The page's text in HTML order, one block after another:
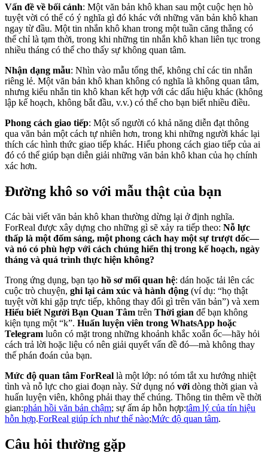
Vấn đề về bối cảnh: Một văn bản khô khan sau một cuộc hẹn hò
tuyệt vời có thể có ý nghĩa gì đó khác với những văn bản khô khan
ngay từ đầu. Một tin nhắn khô khan trong một tuần căng thẳng có
thể chỉ là tạm thời, trong khi những tin nhắn khô khan liên tục trong
nhiều tháng có thể cho thấy sự không quan tâm.
Nhận dạng mẫu: Nhìn vào mẫu tổng thể, không chỉ các tin nhắn
riêng lẻ. Một văn bản khô khan không có nghĩa là không quan tâm,
nhưng kiểu nhắn tin khô khan kết hợp với các dấu hiệu khác (không
lập kế hoạch, không bắt đầu, v.v.) có thể cho bạn biết nhiều điều.
Phong cách giao tiếp: Một số người có khả năng diễn đạt thông
qua văn bản một cách tự nhiên hơn, trong khi những người khác lại
thích các hình thức giao tiếp khác. Hiểu phong cách giao tiếp của ai
đó có thể giúp bạn diễn giải những văn bản khô khan của họ chính
xác hơn.
Đường khô so với mẫu thật của bạn
Các bài viết văn bản khô khan thường dừng lại ở định nghĩa.
ForReal được xây dựng cho những gì sẽ xảy ra tiếp theo: Nỗ lực
thấp là một đốm sáng, một phong cách hay một sự trượt dốc—
và nó có phù hợp với cách chúng hiển thị trong kế hoạch, ngày
tháng và quá trình thực hiện không?
Trong ứng dụng, bạn tạo hồ sơ mối quan hệ: dán hoặc tải lên các
cuộc trò chuyện, ghi lại cảm xúc và hành động (ví dụ: “họ thật
tuyệt vời khi gặp trực tiếp, không thay đổi gì trên văn bản”) và xem
Hiểu biết Người Bạn Quan Tâm trên Thời gian để bạn không
kiện tụng một “k”. Huấn luyện viên trong WhatsApp hoặc
Telegram luôn có mặt trong những khoảnh khắc xoắn ốc—hãy hỏi
cách trả lời hoặc liệu có nên giải quyết vấn đề đó—mà không thay
thế phán đoán của bạn.
Mức độ quan tâm ForReal là một lớp: nó tóm tắt xu hướng nhiệt
tình và nỗ lực cho giai đoạn này. Sử dụng nó với dòng thời gian và
huấn luyện viên, không phải thay thế chúng. Thông tin thêm về thời
gian:phản hồi văn bản chậm; sự ấm áp hỗn hợp:tâm lý của tín hiệu
hỗn hợp.ForReal giúp ích như thế nào;Mức độ quan tâm.
Câu hỏi thường gặp